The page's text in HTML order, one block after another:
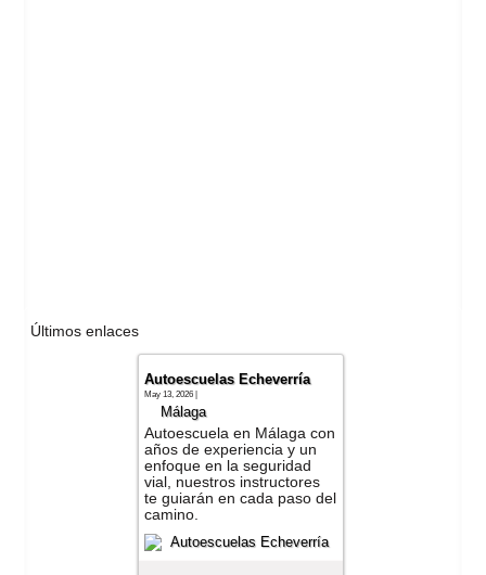
Últimos enlaces
Autoescuelas Echeverría
May 13, 2026 |
Málaga
Autoescuela en Málaga con
años de experiencia y un
enfoque en la seguridad
vial, nuestros instructores
te guiarán en cada paso del
camino.